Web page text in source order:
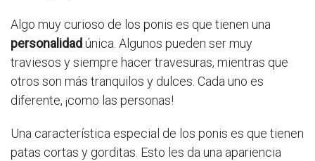
Algo muy curioso de los ponis es que tienen una
personalidadúnica. Algunos pueden ser muy
traviesos y siempre hacer travesuras, mientras que
otros son más tranquilos y dulces. Cada uno es
diferente, ¡como las personas!
Una característica especial de los ponis es que tienen
patas cortas y gorditas. Esto les da una apariencia